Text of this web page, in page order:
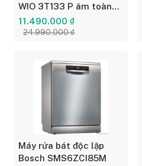
WIO 3T133 P âm toàn
phần 14 bộ
11.490.000 ₫
24.990.000 ₫
Máy rửa bát độc lập
Bosch SMS6ZCI85M